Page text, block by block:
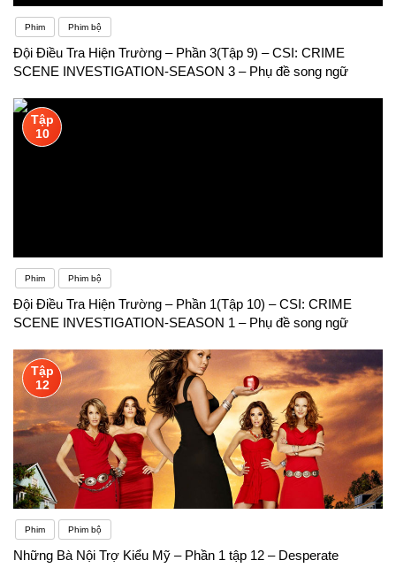
Phim Phim bộ
Đội Điều Tra Hiện Trường – Phần 3(Tập 9) – CSI: CRIME
SCENE INVESTIGATION-SEASON 3 – Phụ đề song ngữ
Tập
10
Phim Phim bộ
Đội Điều Tra Hiện Trường – Phần 1(Tập 10) – CSI: CRIME
SCENE INVESTIGATION-SEASON 1 – Phụ đề song ngữ
Tập
12
Phim Phim bộ
Những Bà Nội Trợ Kiểu Mỹ – Phần 1 tập 12 – Desperate